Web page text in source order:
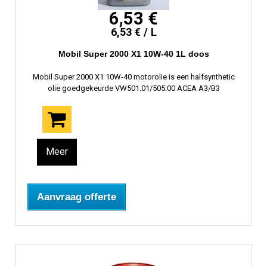
6,53 €
6,53 € / L
Mobil Super 2000 X1 10W-40 1L doos
Mobil Super 2000 X1 10W-40 motorolie is een halfsynthetic
olie goedgekeurde VW501.01/505.00 ACEA A3/B3
Meer
Aanvraag offerte